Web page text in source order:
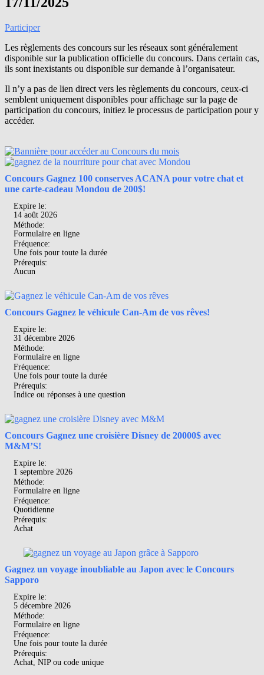
Participer
Les règlements des concours sur les réseaux sont généralement
disponible sur la publication officielle du concours. Dans certain cas,
ils sont inexistants ou disponible sur demande à l’organisateur.
Il n’y a pas de lien direct vers les règlements du concours, ceux-ci
semblent uniquement disponibles pour affichage sur la page de
participation du concours, initiez le processus de participation pour y
accéder.
Concours Gagnez 100 conserves ACANA pour votre chat et
une carte-cadeau Mondou de 200$!
Expire le:
14 août 2026
Méthode:
Formulaire en ligne
Fréquence:
Une fois pour toute la durée
Prérequis:
Aucun
Concours Gagnez le véhicule Can-Am de vos rêves!
Expire le:
31 décembre 2026
Méthode:
Formulaire en ligne
Fréquence:
Une fois pour toute la durée
Prérequis:
Indice ou réponses à une question
Concours Gagnez une croisière Disney de 20000$ avec
M&M’S!
Expire le:
1 septembre 2026
Méthode:
Formulaire en ligne
Fréquence:
Quotidienne
Prérequis:
Achat
Gagnez un voyage inoubliable au Japon avec le Concours
Sapporo
Expire le:
5 décembre 2026
Méthode:
Formulaire en ligne
Fréquence:
Une fois pour toute la durée
Prérequis:
Achat, NIP ou code unique